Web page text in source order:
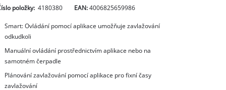
položky: 4180380 EAN:4006825659986
Smart: Ovládání pomocí aplikace umožňuje zavlažování
odkudkoli
Manuální ovládání prostřednictvím aplikace nebo na
samotném čerpadle
Plánování zavlažování pomocí aplikace pro fixní časy
zavlažování